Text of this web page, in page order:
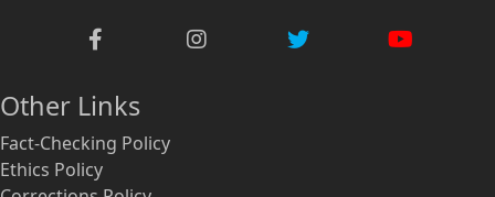
Other Links
Fact-Checking Policy
Ethics Policy